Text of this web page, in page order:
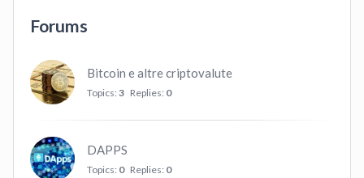
Forums
Bitcoin e altre criptovalute
Topics: 3 Replies: 0
DAPPS
Topics: 0 Replies: 0